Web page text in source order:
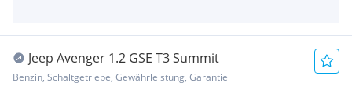
Jeep Avenger 1.2 GSE T3 Summit
Benzin, Schaltgetriebe, Gewährleistung, Garantie